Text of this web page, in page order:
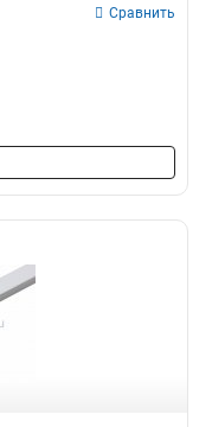
Сравнить